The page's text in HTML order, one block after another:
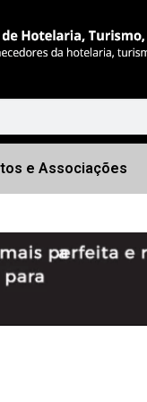
e Associações